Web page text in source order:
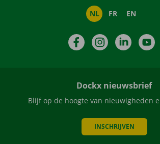
NL FR EN
FacebookInstagramLinkedIn
Dockx nieuwsbrief
Blijf op de hoogte van nieuwigheden
INSCHRIJVEN